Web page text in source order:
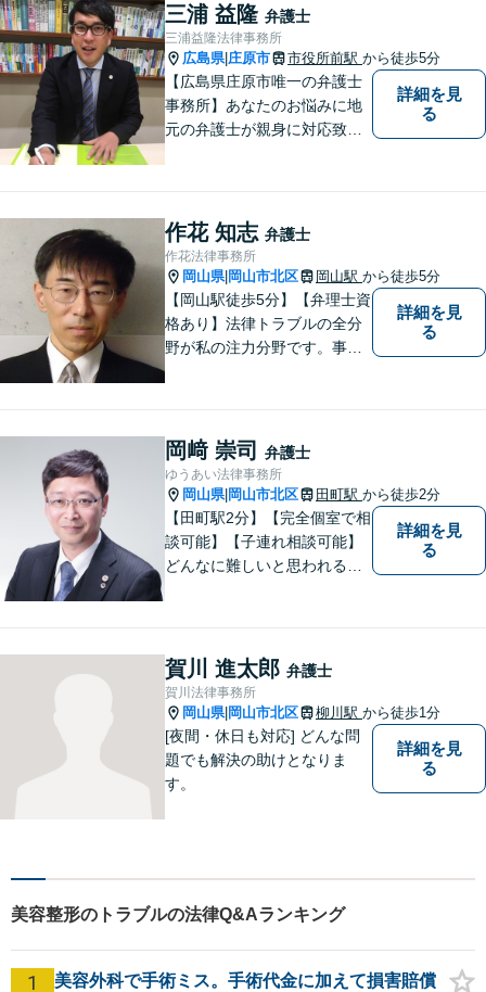
三浦 益隆 弁護士
三浦益隆法律事務所
広島県| 庄原市 市役所前駅 から徒歩5分
【広島県庄原市唯一の弁護士
事務所】あなたのお悩みに地
元の弁護士が親身に対応致し
詳細を見
る
作花 知志 弁護士
作花法律事務所
岡山県| 岡山市北区 岡山駅 から徒歩5分
【岡山駅徒歩5分】【弁理士資
格あり】法律トラブルの全分
野が私の注力分野です。事務
ラス対応】【後払い対応】
【日弁連国際人権問題委員会
所属】お困りの方は、お気軽
にご相談下さい。
詳細を見
る
岡﨑 崇司 弁護士
ゆうあい法律事務所
岡山県| 岡山市北区 田町駅 から徒歩2分
【田町駅2分】【完全個室で相
談可能】【子連れ相談可能】
どんなに難しいと思われる案
ている皆さまの現状を良い方
向に変化させることができる
ように全力を尽くします。
詳細を見
る
賀川 進太郎 弁護士
賀川法律事務所
岡山県| 岡山市北区 柳川駅 から徒歩1分
[夜間・休日も対応] どんな問
題でも解決の助けとなりま
す。
詳細を見
る
美容整形のトラブルの法律Q&Aランキング
1 美容外科で手術ミス。手術代金に加えて損害賠償